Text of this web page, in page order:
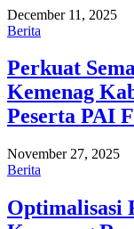
December 11, 2025
Berita
Perkuat
Kemenag
Peserta PAI
November 27, 2025
Berita
Optimalisasi